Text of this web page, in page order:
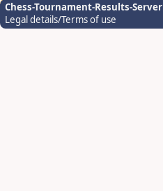
Chess-Tournament-Results-Server
Legal details/Terms of use